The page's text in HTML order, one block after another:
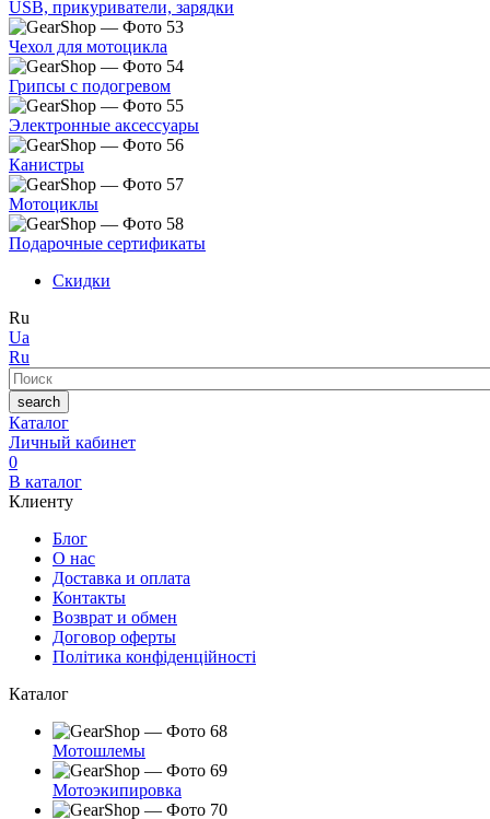
USB, прикуриватели, зарядки
Чехол для мотоцикла
Грипсы с подогревом
Электронные аксессуары
Канистры
Мотоциклы
Подарочные сертификаты
Скидки
Ru
Ua
Ru
Поиск
search
Каталог
Личный кабинет
0
В каталог
Клиенту
Блог
О нас
Доставка и оплата
Контакты
Возврат и обмен
Договор оферты
Політика конфіденційності
Каталог
Мотошлемы
Мотоэкипировка